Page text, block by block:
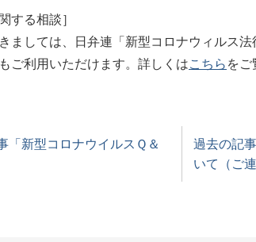
する相談］
ましては、日弁連「新型コロナウィルス
ご利用いただけます。詳しくはこちら をご
過去の記
いて（ご連
「新型コロナウイルスＱ＆